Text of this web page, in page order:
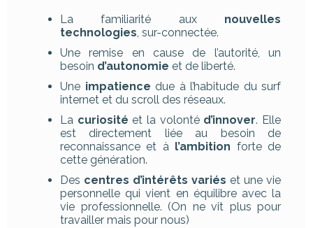
La familiarité aux nouvelles
technologies, sur-connectée.
Une remise en cause de l’autorité, un
besoin d’autonomie et de liberté.
Une impatience due à l’habitude du surf
internet et du scroll des réseaux.
La curiositéet la volonté d’innover. Elle
est directement liée au besoin de
reconnaissance et à l’ambition forte de
cette génération.
Des centres d’intérêts variés et une vie
personnelle qui vient en équilibre avec la
vie professionnelle. (On ne vit plus pour
travailler mais pour nous)